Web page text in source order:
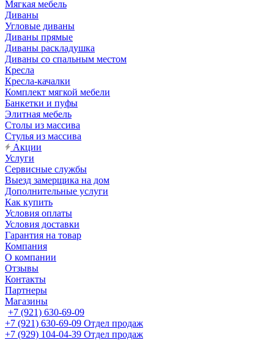
Мягкая мебель
Диваны
Угловые диваны
Диваны прямые
Диваны раскладушка
Диваны со спальным местом
Кресла
Кресла-качалки
Комплект мягкой мебели
Банкетки и пуфы
Элитная мебель
Столы из массива
Стулья из массива
Акции
Услуги
Сервисные службы
Выезд замерщика на дом
Дополнительные услуги
Как купить
Условия оплаты
Условия доставки
Гарантия на товар
Компания
О компании
Отзывы
Контакты
Партнеры
Магазины
+7 (921) 630-69-09
+7 (921) 630-69-09 Отдел продаж
+7 (929) 104-04-39 Отдел продаж